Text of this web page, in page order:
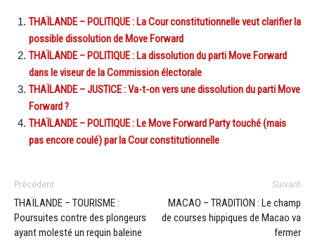
THAÏLANDE – POLITIQUE : La Cour constitutionnelle veut clarifier la
possible dissolution de Move Forward
THAÏLANDE – POLITIQUE : La dissolution du parti Move Forward
dans le viseur de la Commission électorale
THAÏLANDE – JUSTICE : Va-t-on vers une dissolution du parti Move
Forward ?
THAÏLANDE – POLITIQUE : Le Move Forward Party touché (mais
pas encore coulé) par la Cour constitutionnelle
Précédent
THAÏLANDE – TOURISME :
Poursuites contre des plongeurs
ayant molesté un requin baleine
Suivant
MACAO – TRADITION : Le champ
de courses hippiques de Macao va
fermer